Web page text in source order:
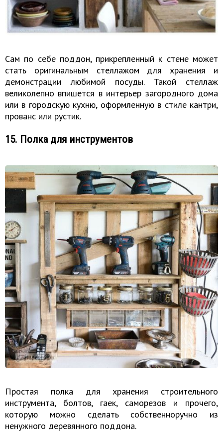
Сам по себе поддон, прикрепленный к стене может
стать оригинальным стеллажом для хранения и
демонстрации любимой посуды. Такой стеллаж
великолепно впишется в интерьер загородного дома
или в городскую кухню, оформленную в стиле кантри,
прованс или рустик.
15. Полка для инструментов
Простая полка для хранения строительного
инструмента, болтов, гаек, саморезов и прочего,
которую можно сделать собственноручно из
ненужного деревянного поддона.